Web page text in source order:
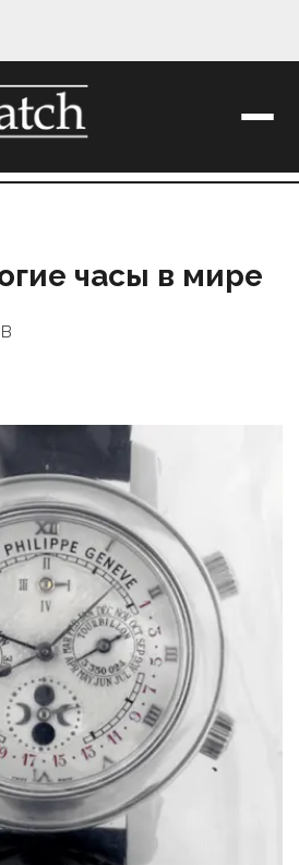
часы в мире